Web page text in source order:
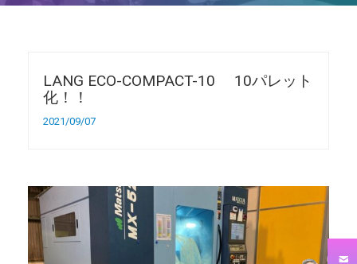
LANG ECO-COMPACT-10 10パレット
化！！
2021/09/07